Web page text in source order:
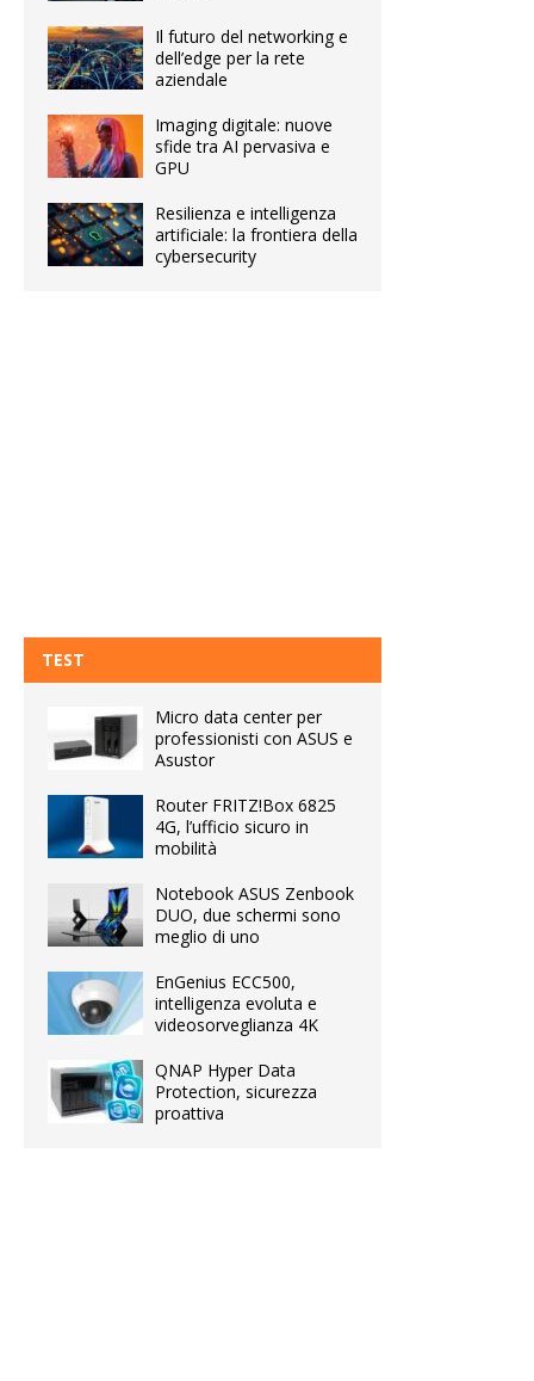
Il futuro del networking e
dell’edge per la rete
aziendale
Imaging digitale: nuove
sfide tra AI pervasiva e
GPU
Resilienza e intelligenza
artificiale: la frontiera della
cybersecurity
TEST
Micro data center per
professionisti con ASUS e
Asustor
Router FRITZ!Box 6825
4G, l’ufficio sicuro in
mobilità
Notebook ASUS Zenbook
DUO, due schermi sono
meglio di uno
EnGenius ECC500,
intelligenza evoluta e
videosorveglianza 4K
QNAP Hyper Data
Protection, sicurezza
proattiva